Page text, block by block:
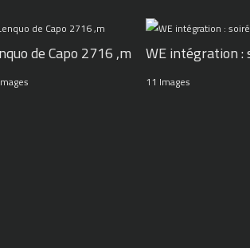
de Capo 2716 ,m WE intégration :
11 Images